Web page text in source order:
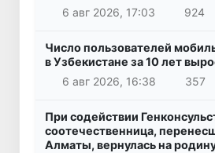
6 авг 2026, 17:03
924
Число пользователей
в Узбекистане за 10 лет
6 авг 2026, 16:38
357
При содействии
соотечественница,
Алматы, вернулась на